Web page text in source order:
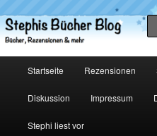
primären
Inhalt
Stephis Bücher
Startseite Rezensionen
Diskussion Impressum
Stephi liest vor